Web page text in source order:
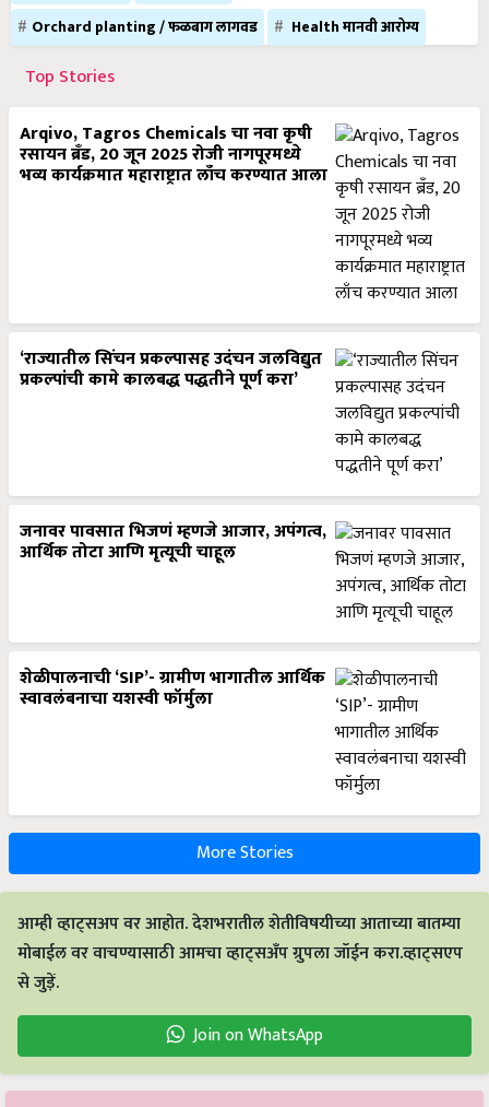
Orchard planting / फळबाग लागवड
Health मानवी आरोग्य
Top Stories
Arqivo, Tagros Chemicals चा नवा कृषी
रसायन ब्रँड, 20 जून 2025 रोजी नागपूरमध्ये
भव्य कार्यक्रमात महाराष्ट्रात लाँच करण्यात आला
‘राज्यातील सिंचन प्रकल्पासह उदंचन जलविद्युत
प्रकल्पांची कामे कालबद्ध पद्धतीने पूर्ण करा’
जनावर पावसात भिजणं म्हणजे आजार, अपंगत्व,
आर्थिक तोटा आणि मृत्यूची चाहूल
शेळीपालनाची ‘SIP’- ग्रामीण भागातील आर्थिक
स्वावलंबनाचा यशस्वी फॉर्मुला
More Stories
आम्ही व्हाट्सअप वर आहोत. देशभरातील शेतीविषयीच्या आताच्या बातम्या
मोबाईल वर वाचण्यासाठी आमचा व्हाट्सअँप ग्रुपला जॉईन करा.व्हाट्सएप
से जुड़ें.
Join on WhatsApp